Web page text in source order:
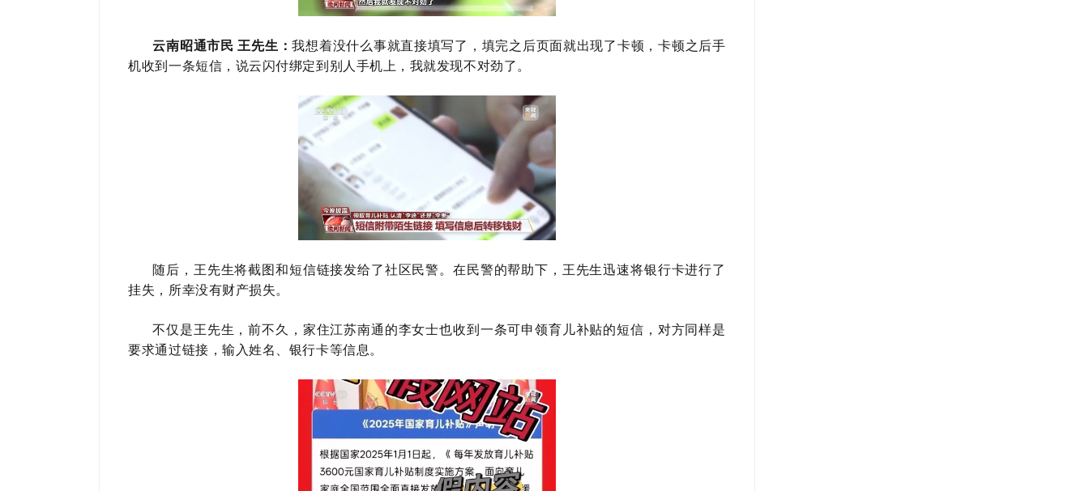
云南昭通市民 王先生：我想着没什么事就直接填写了，填完之后页面就出现了卡顿，卡顿之后手
机收到一条短信，说云闪付绑定到别人手机上，我就发现不对劲了。
随后，王先生将截图和短信链接发给了社区民警。在民警的帮助下，王先生迅速将银行卡进行了
挂失，所幸没有财产损失。
不仅是王先生，前不久，家住江苏南通的李女士也收到一条可申领育儿补贴的短信，对方同样是
要求通过链接，输入姓名、银行卡等信息。